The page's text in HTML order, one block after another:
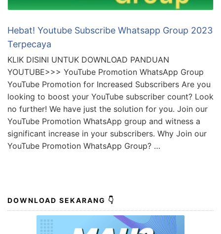
Hebat! Youtube Subscribe Whatsapp Group 2023
Terpecaya
KLIK DISINI UNTUK DOWNLOAD PANDUAN
YOUTUBE>>> YouTube Promotion WhatsApp Group
YouTube Promotion for Increased Subscribers Are you
looking to boost your YouTube subscriber count? Look
no further! We have just the solution for you. Join our
YouTube Promotion WhatsApp group and witness a
significant increase in your subscribers. Why Join our
YouTube Promotion WhatsApp Group? …
DOWNLOAD SEKARANG 👇